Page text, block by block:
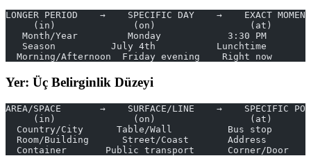
LONGER PERIOD    →    SPECIFIC DAY    →    EXACT MOMENT
     (in)              (on)                 (at)
   Month/Year         Monday            3:30 PM
   Season          July 4th           Lunchtime
  Morning/Afternoon  Friday evening    Right now
Yer: Üç Belirginlik Düzeyi
AREA/SPACE       →    SURFACE/LINE    →    SPECIFIC
     (in)              (on)                 (at)
  Country/City      Table/Wall          Bus stop
  Room/Building      Street/Coast       Address
  Container       Public transport      Corner/Door